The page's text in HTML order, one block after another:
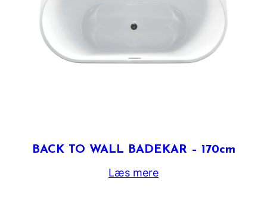
BACK TO WALL BADEKAR – 170cm
Læs mere